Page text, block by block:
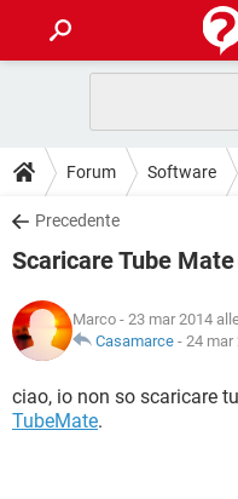
INTRATTENIMENTO
iOS
INSTAGRAM
TIKTOK
HARDWARE
GUIDE
COVID-19
INSTAGRAM
TIKTOK
HARDWARE
DOWNLOAD
COVID-19
INTRATTENIMENTO
iOS
INSTAGRAM
TIKTOK
COVID-19
INTRATTENIMENTO
iOS
GLOSSARIO
COVID-19
INTRATTENIMENTO
Forum Software
Precedente
Scaricare Tube Mate
Marco - 23 mar 2014
Casamarce - 24 mar
ciao, io non so scaricare
TubeMate.